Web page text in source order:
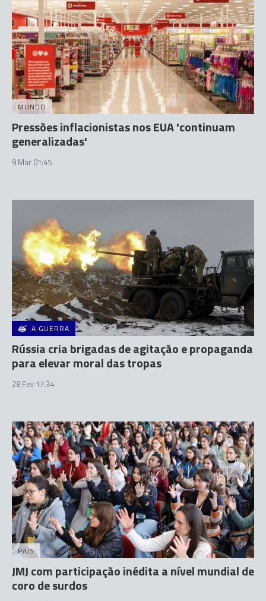
MUNDO
Pressões inflacionistas nos EUA 'continuam
generalizadas'
9 Mar 01:45
A GUERRA
Rússia cria brigadas de agitação e propaganda
para elevar moral das tropas
28 Fev 17:34
PAÍS
JMJ com participação inédita a nível mundial de
coro de surdos